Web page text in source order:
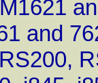
and
762